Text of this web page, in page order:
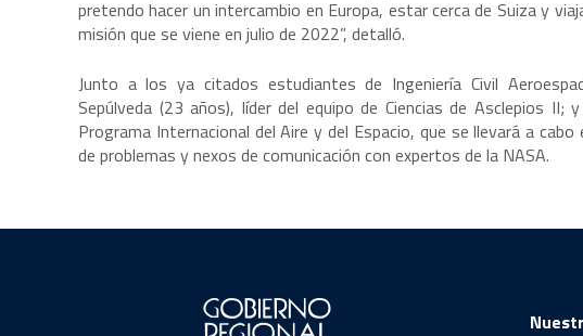
pretendo hacer un intercambio en Europa, estar cerca de Suiza y
misión que se viene en julio de 2022”, detalló.
Junto a los ya citados estudiantes de Ingeniería Civil
Sepúlveda (23 años), líder del equipo de Ciencias de Asclepios
Programa Internacional del Aire y del Espacio, que se llevará a
de problemas y nexos de comunicación con expertos de la NASA.